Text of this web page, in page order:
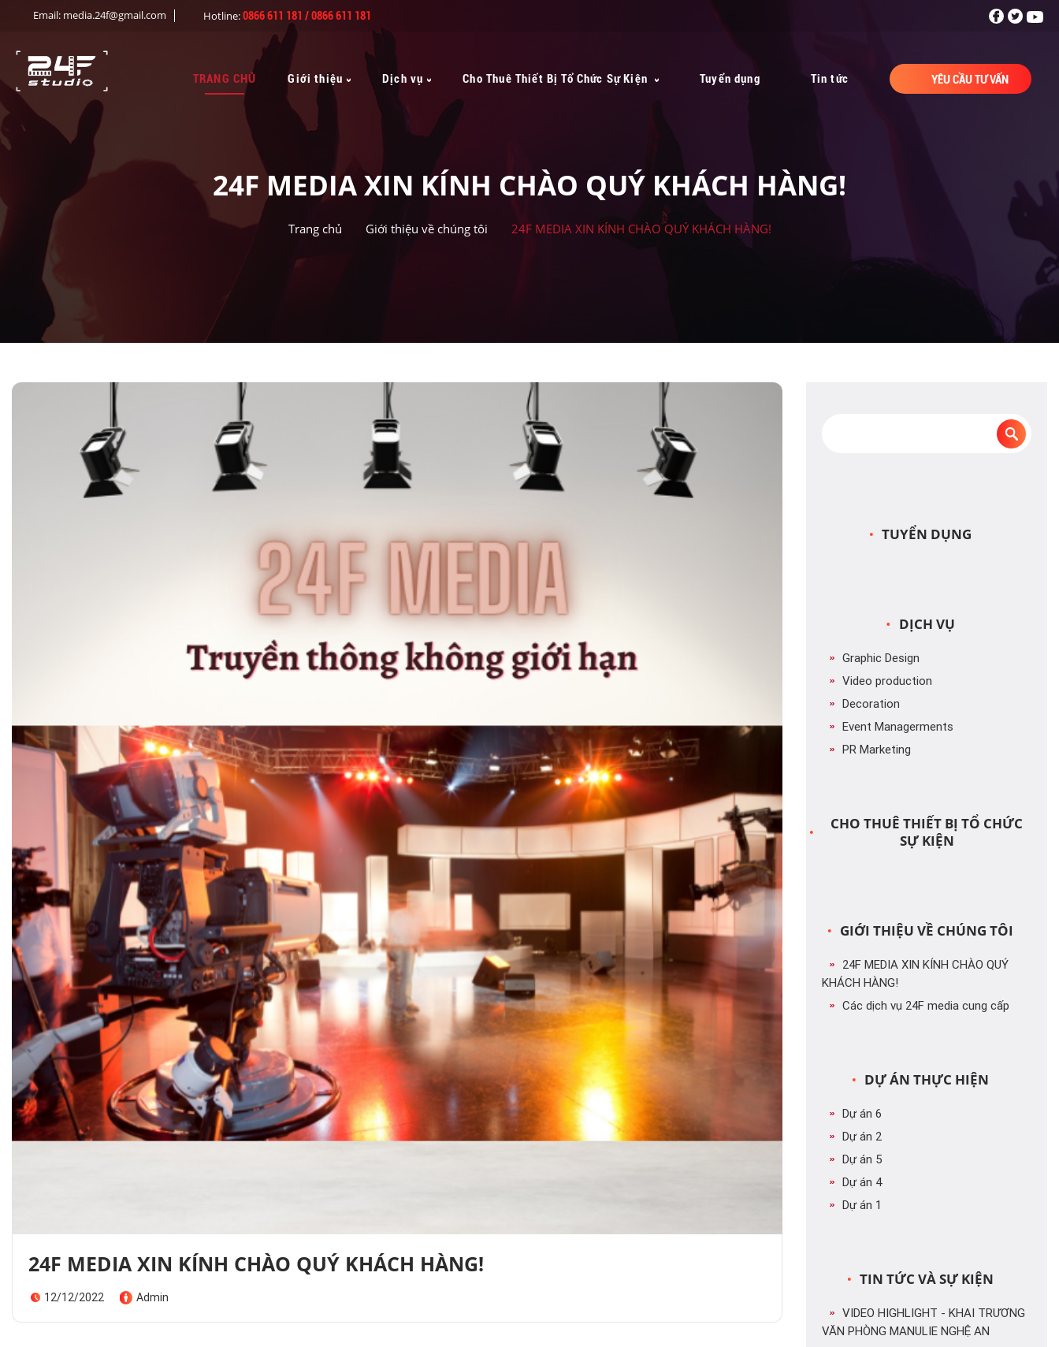
Email: media.24f@gmail.com Hotline:0866 611 181 / 0866 611 181
TRANG CHỦ Giới thiệu Dịch vụ Cho Thuê Thiết Bị Tổ Chức Sự Kiện Tuyển dụng Tin tức YÊU CẦU TƯ VẤN
24F MEDIA XIN KÍNH CHÀO QUÝ KHÁCH HÀNG!
Trang chủ Giới thiệu về chúng tôi 24F MEDIA XIN KÍNH CHÀO QUÝ KHÁCH HÀNG!
24F MEDIA XIN KÍNH CHÀO QUÝ KHÁCH HÀNG!
12/12/2022 Admin
TUYỂN DỤNG
DỊCH VỤ
Graphic Design
Video production
Decoration
Event Managerments
PR Marketing
CHO THUÊ THIẾT BỊ TỔ CHỨC
SỰ KIỆN
GIỚI THIỆU VỀ CHÚNG TÔI
24F MEDIA XIN KÍNH CHÀO QUÝ
KHÁCH HÀNG!
Các dịch vụ 24F media cung cấp
DỰ ÁN THỰC HIỆN
Dự án 6
Dự án 2
Dự án 5
Dự án 4
Dự án 1
TIN TỨC VÀ SỰ KIỆN
VIDEO HIGHLIGHT - KHAI TRƯƠNG
VĂN PHÒNG MANULIE NGHỆ AN